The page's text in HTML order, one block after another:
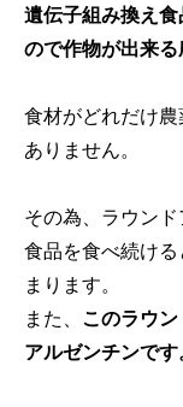
遺伝子組み換え
ので作物が出来る
食材がどれだけ
ありません。
その為、ラウン
食品を食べ続け
まります。
また、 このラウ
アルゼンチンです